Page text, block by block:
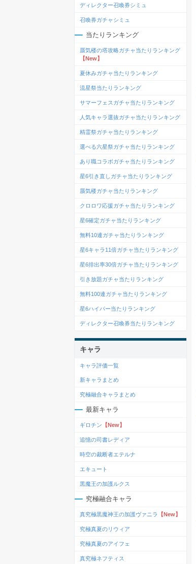
ディレクター召喚券シミュ
召喚券ガチャシミュ
当たりランキング
蜃気楼の塔攻略ガチャ当たりランキング
【New】
夏休みガチャ当たりランキング
流星祭当たりランキング
サマーフェスガチャ当たりランキング
人気キャラ選抜ガチャ当たりランキング
精霊祭ガチャ当たりランキング
選べる六星祭ガチャ当たりランキング
あり職コラボガチャ当たりランキング
星6引き直しガチャ当たりランキング
蜃気楼ガチャ当たりランキング
クロロワ応援ガチャ当たりランキング
星6確定ガチャ当たりランキング
無料10連ガチャ当たりランキング
星6キャラ11倍ガチャ当たりランキング
星6排出率30倍ガチャ当たりランキング
引き放題ガチャ当たりランキング
無料100連ガチャ当たりランキング
星6ハイパー当たりランキング
ディレクター召喚券当たりランキング
キャラ
キャラ評価一覧
新キャラまとめ
究極融合キャラまとめ
最新キャラ
ギロチン 【New】
追憶の司書レディア
時空の裁断者エテルナ
エキュート
黒魔王の加護ルクス
究極融合キャラ
真究極黒魔神王の加護ヴァニラ 【New】
究極真夏のリウィア
究極真夏のアイフェ
真究極ネフティス